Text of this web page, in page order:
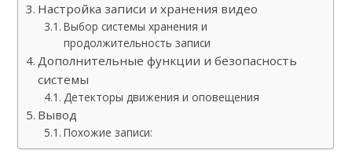
Настройка записи и хранения видео
Выбор системы хранения и
продолжительность записи
Дополнительные функции и безопасность
системы
Детекторы движения и оповещения
Вывод
Похожие записи: